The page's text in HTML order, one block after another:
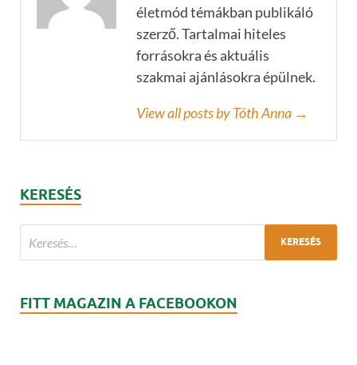
életmód témákban publikáló
szerző. Tartalmai hiteles
forrásokra és aktuális
szakmai ajánlásokra épülnek.
View all posts by Tóth Anna →
KERESÉS
FITT MAGAZIN A FACEBOOKON